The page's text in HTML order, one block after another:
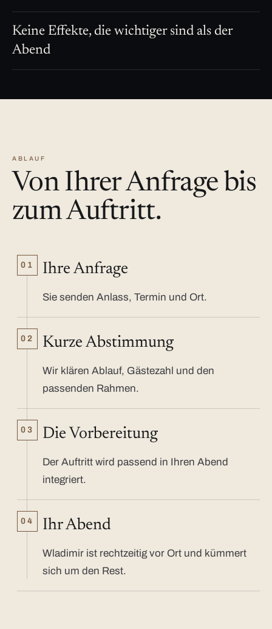
Keine Effekte, die wichtiger sind als der
Abend
ABLAUF
Von Ihrer Anfrage bis
zum Auftritt.
01 Ihre Anfrage
Sie senden Anlass, Termin und Ort.
02 Kurze Abstimmung
Wir klären Ablauf, Gästezahl und den
passenden Rahmen.
03 Die Vorbereitung
Der Auftritt wird passend in Ihren Abend
integriert.
04 Ihr Abend
Wladimir ist rechtzeitig vor Ort und kümmert
sich um den Rest.